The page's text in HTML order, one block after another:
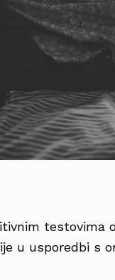
testovima
u usporedbi s